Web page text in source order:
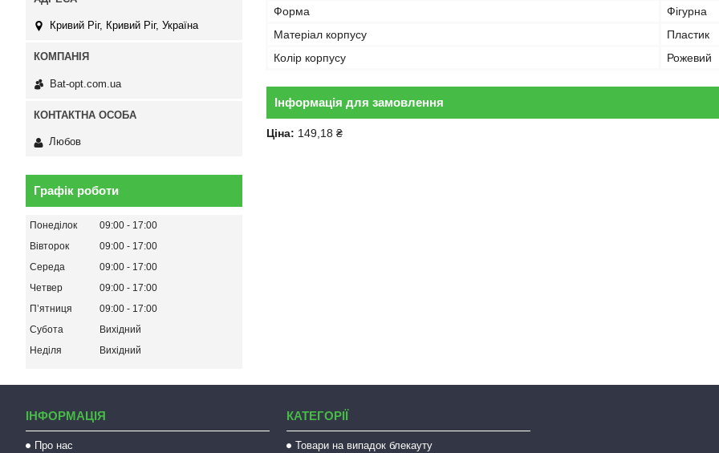
Форма
Фігурна
Матеріал корпусу
Пластик
Колір корпусу
Рожевий
Інформація для замовлення
Ціна: 149,18 ₴
Кривий Ріг, Кривий Ріг, Україна
Bat-opt.com.ua
Любов
Графік роботи
Понеділок 09:00
17:00
Вівторок
09:00
17:00
Середа
09:00
17:00
Четвер
09:00
17:00
Пʼятниця
09:00
17:00
Субота
Вихідний
Неділя
Вихідний
ІНФОРМАЦІЯ
Про нас
КАТЕГОРІЇ
Товари на випадок блекауту